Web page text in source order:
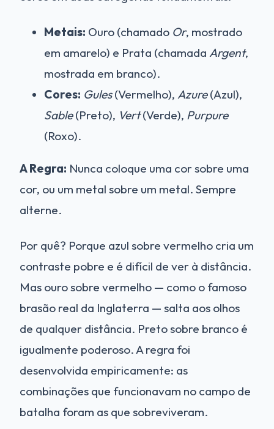
Metais: Ouro (chamado Or, mostrado
em amarelo) e Prata (chamada Argent,
mostrada em branco).
Cores: Gules(Vermelho), Azure(Azul),
Sable(Preto), Vert(Verde), Purpure
(Roxo).
A Regra: Nunca coloque uma cor sobre uma
cor, ou um metal sobre um metal. Sempre
alterne.
Por quê? Porque azul sobre vermelho cria um
contraste pobre e é difícil de ver à distância.
Mas ouro sobre vermelho — como o famoso
brasão real da Inglaterra — salta aos olhos
de qualquer distância. Preto sobre branco é
igualmente poderoso. A regra foi
desenvolvida empiricamente: as
combinações que funcionavam no campo de
batalha foram as que sobreviveram.